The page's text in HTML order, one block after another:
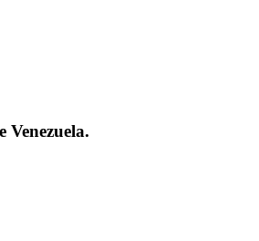
Venezuela.